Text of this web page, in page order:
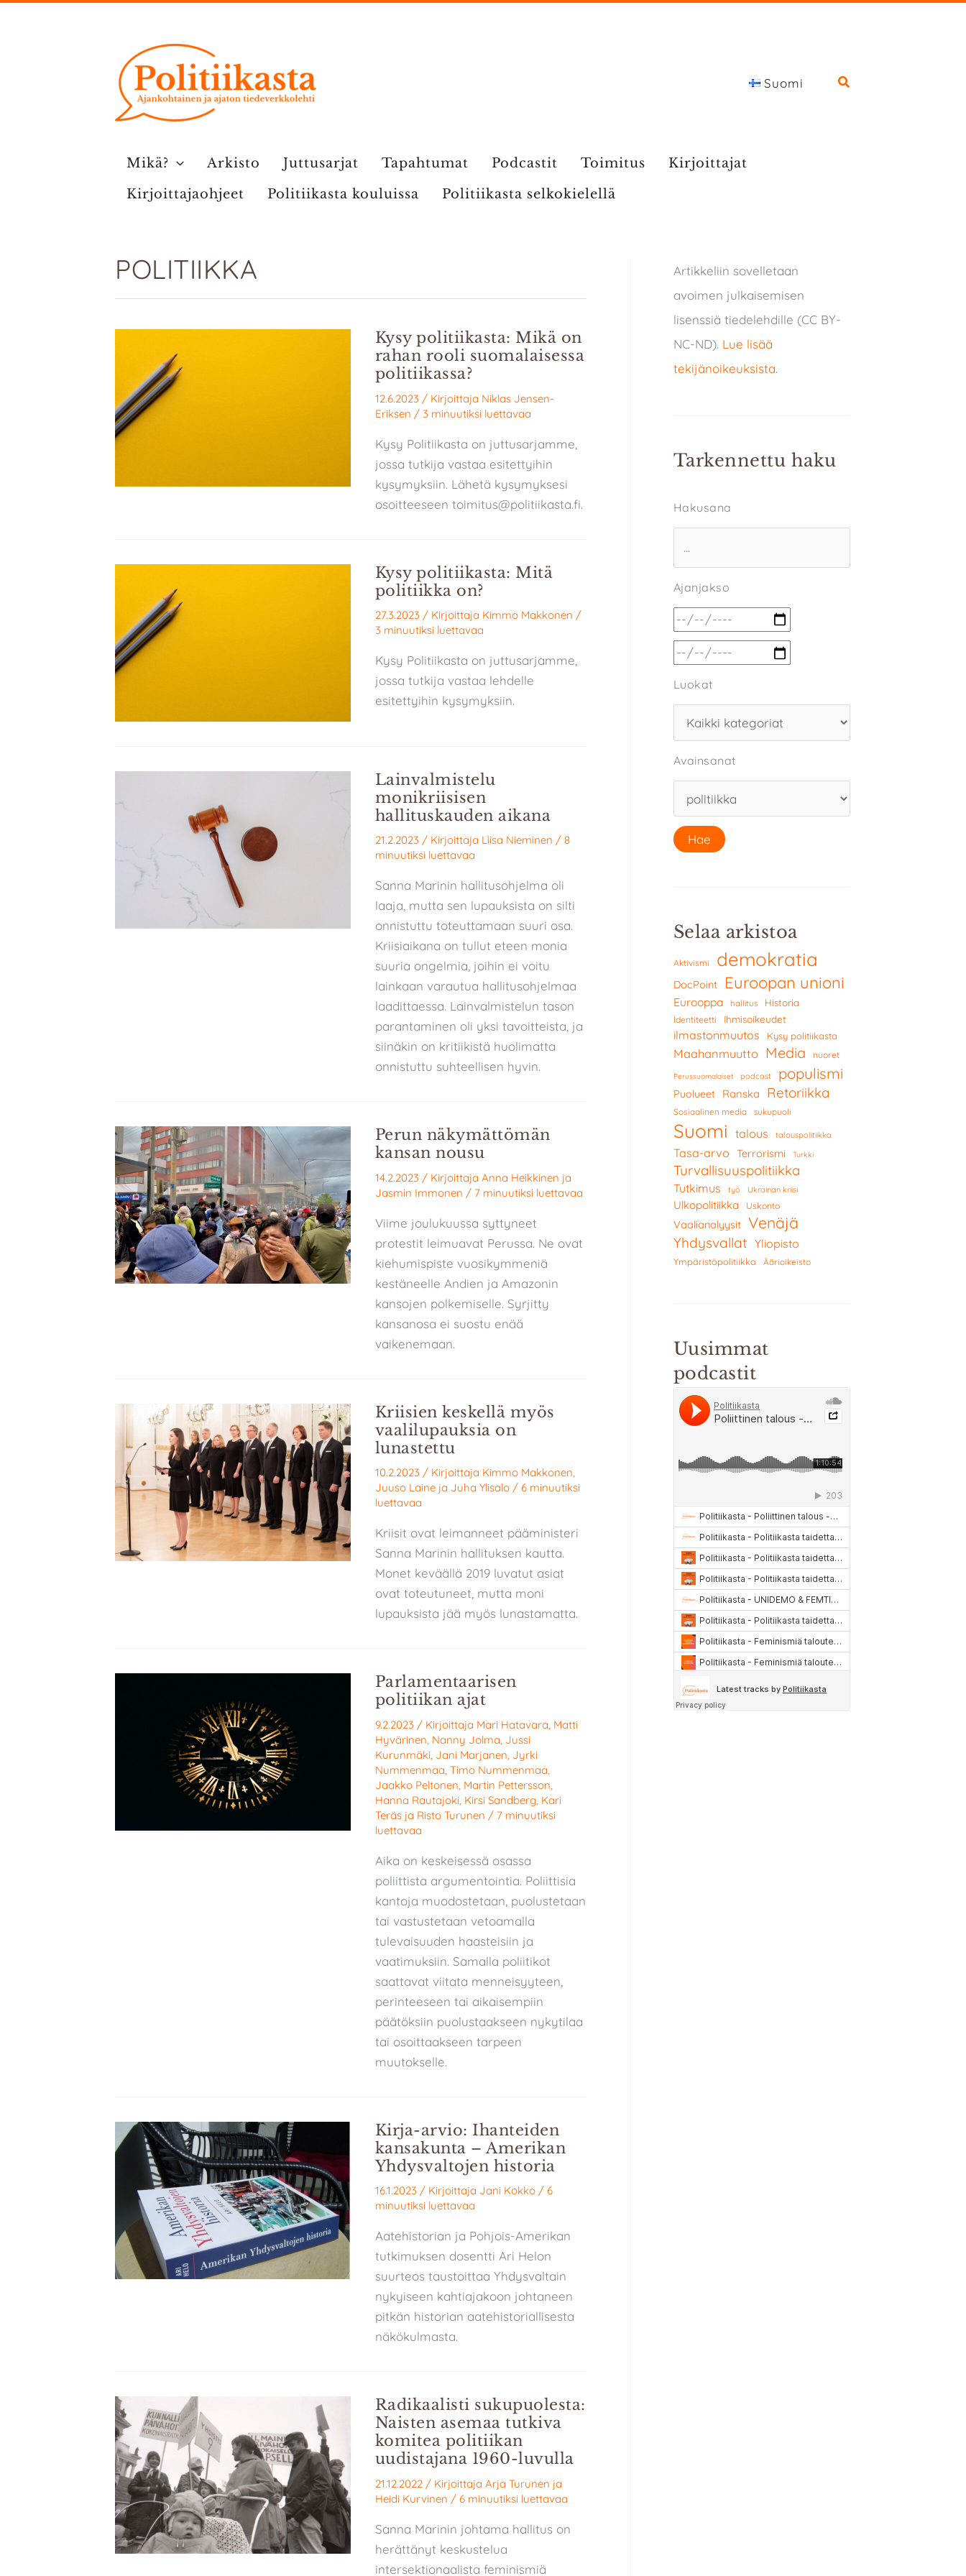
Suomi
Mikä? Arkisto Juttusarjat Tapahtumat Podcastit Toimitus
Kirjoittajat
Kirjoittajaohjeet
Politiikasta kouluissa Politiikasta selkokielellä
POLITIIKKA
Kysy politiikasta: Mikä on
rahan rooli suomalaisessa
politiikassa?
12.6.2023 / Kirjoittaja Niklas Jensen-
Eriksen / 3 minuutiksi luettavaa
Kysy Politiikasta on juttusarjamme,
jossa tutkija vastaa esitettyihin
kysymyksiin. Lähetä kysymyksesi
osoitteeseen toimitus@politiikasta.fi.
Kysy politiikasta: Mitä
politiikka on?
27.3.2023 / Kirjoittaja Kimmo Makkonen /
3 minuutiksi luettavaa
Kysy Politiikasta on juttusarjamme,
jossa tutkija vastaa lehdelle
esitettyihin kysymyksiin.
Lainvalmistelu
monikriisisen
hallituskauden aikana
21.2.2023 / Kirjoittaja Liisa Nieminen / 8
minuutiksi luettavaa
Sanna Marinin hallitusohjelma oli
laaja, mutta sen lupauksista on silti
onnistuttu toteuttamaan suuri osa.
Kriisiaikana on tullut eteen monia
suuria ongelmia, joihin ei voitu
lainkaan varautua hallitusohjelmaa
laadittaessa. Lainvalmistelun tason
parantaminen oli yksi tavoitteista, ja
siinäkin on kritiikistä huolimatta
onnistuttu suhteellisen hyvin.
Perun näkymättömän
kansan nousu
14.2.2023 / Kirjoittaja Anna Heikkinen ja
Jasmin Immonen / 7 minuutiksi luettavaa
Viime joulukuussa syttyneet
protestit leimuavat Perussa. Ne ovat
kiehumispiste vuosikymmeniä
kestäneelle Andien ja Amazonin
kansojen polkemiselle. Syrjitty
kansanosa ei suostu enää
vaikenemaan.
Kriisien keskellä myös
vaalilupauksia on
lunastettu
10.2.2023 / Kirjoittaja Kimmo Makkonen,
Juuso Laineja Juha Ylisalo/ 6 minuutiksi
luettavaa
Kriisit ovat leimanneet pääministeri
Sanna Marinin hallituksen kautta.
Monet keväällä 2019 luvatut asiat
ovat toteutuneet, mutta moni
lupauksista jää myös lunastamatta.
Parlamentaarisen
politiikan ajat
9.2.2023 / Kirjoittaja Mari Hatavara Matti
Hyvärinen Nanny Jolma Jussi
Kurunmäki, Jani Marjanen Jyrki
Nummenmaa Timo Nummenmaa
Jaakko Peltonen Martin Pettersson
Hanna Rautajoki, Kirsi Sandberg, Kari
Teräsja Risto Turunen / 7 minuutiksi
luettavaa
Aika on keskeisessä osassa
poliittista argumentointia. Poliittisia
kantoja muodostetaan, puolustetaan
tai vastustetaan vetoamalla
tulevaisuuden haasteisiin ja
vaatimuksiin. Samalla poliitikot
saattavat viitata menneisyyteen,
perinteeseen tai aikaisempiin
päätöksiin puolustaakseen nykytilaa
tai osoittaakseen tarpeen
muutokselle.
Kirja-arvio: Ihanteiden
kansakunta – Amerikan
Yhdysvaltojen historia
16.1.2023 / Kirjoittaja Jani Kokko/ 6
minuutiksi luettavaa
Aatehistorian ja Pohjois-Amerikan
tutkimuksen dosentti Ari Helon
suurteos taustoittaa Yhdysvaltain
nykyiseen kahtiajakoon johtaneen
pitkän historian aatehistoriallisesta
näkökulmasta.
Radikaalisti sukupuolesta:
Naisten asemaa tutkiva
komitea politiikan
uudistajana 1960-luvulla
21.12.2022 / Kirjoittaja Arja Turunen ja
Heidi Kurvinen / 6 minuutiksi luettavaa
Sanna Marinin johtama hallitus on
herättänyt keskustelua
intersektionaalista feminismiä
Artikkeliin sovelletaan
avoimen julkaisemisen
lisenssiä tiedelehdille (CC BY-
NC-ND). Lue lisää
tekijänoikeuksista.
Tarkennettu haku
Hakusana
Ajanjakso
Luokat
Avainsanat
Selaa arkistoa
Aktivismi demokratia
DocPoint Euroopan unioni
Eurooppa hallitus Historia
Identiteetti Ihmisoikeudet
ilmastonmuutos Kysy politiikasta
Maahanmuutto Media nuoret
Perussuomalaiset podcast populismi
Puolueet Ranska Retoriikka
Sosiaalinen media sukupuoli
Suomi talous talouspolitiikka
Tasa-arvo Terrorismi Turkki
Turvallisuuspolitiikka
Tutkimus työ Ukrainan kriisi
Ulkopolitiikka Uskonto
Vaalianalyysit Venäjä
Yhdysvallat Yliopisto
Ympäristöpolitiikka Äärioikeisto
Uusimmat
podcastit